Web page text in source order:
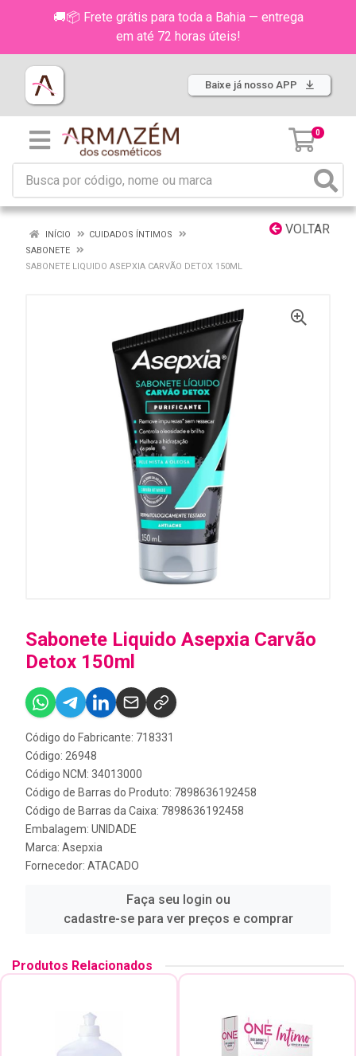
🚚📦 Frete grátis para toda a Bahia — entrega
em até 72 horas úteis!
Baixe já nosso APP
0
VOLTAR
INÍCIO
CUIDADOS ÍNTIMOS
SABONETE
SABONETE LIQUIDO ASEPXIA CARVÃO DETOX 150ML
Sabonete Liquido Asepxia Carvão
Detox 150ml
Código do Fabricante: 718331
Código: 26948
Código NCM: 34013000
Código de Barras do Produto: 7898636192458
Código de Barras da Caixa: 7898636192458
Embalagem: UNIDADE
Marca: Asepxia
Fornecedor: ATACADO
Faça seu login ou
cadastre-se para ver preços e comprar
Produtos Relacionados